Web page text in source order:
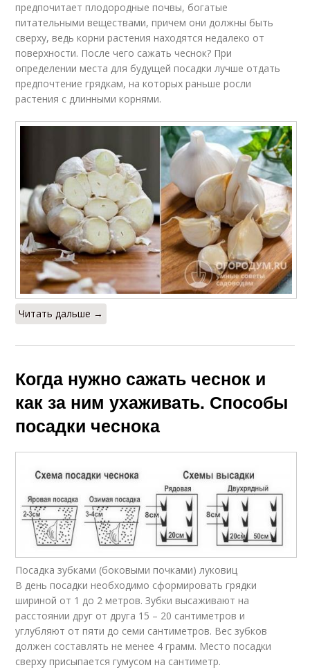
предпочитает плодородные почвы, богатые
питательными веществами, причем они должны быть
сверху, ведь корни растения находятся недалеко от
поверхности. После чего сажать чеснок? При
определении места для будущей посадки лучше отдать
предпочтение грядкам, на которых раньше росли
растения с длинными корнями.
Читать дальше →
Когда нужно сажать чеснок и
как за ним ухаживать. Способы
посадки чеснока
Посадка зубками (боковыми почками) луковиц
В день посадки необходимо сформировать грядки
шириной от 1 до 2 метров. Зубки высаживают на
расстоянии друг от друга 15 – 20 сантиметров и
углубляют от пяти до семи сантиметров. Вес зубков
должен составлять не менее 4 грамм. Место посадки
сверху присыпается гумусом на сантиметр.